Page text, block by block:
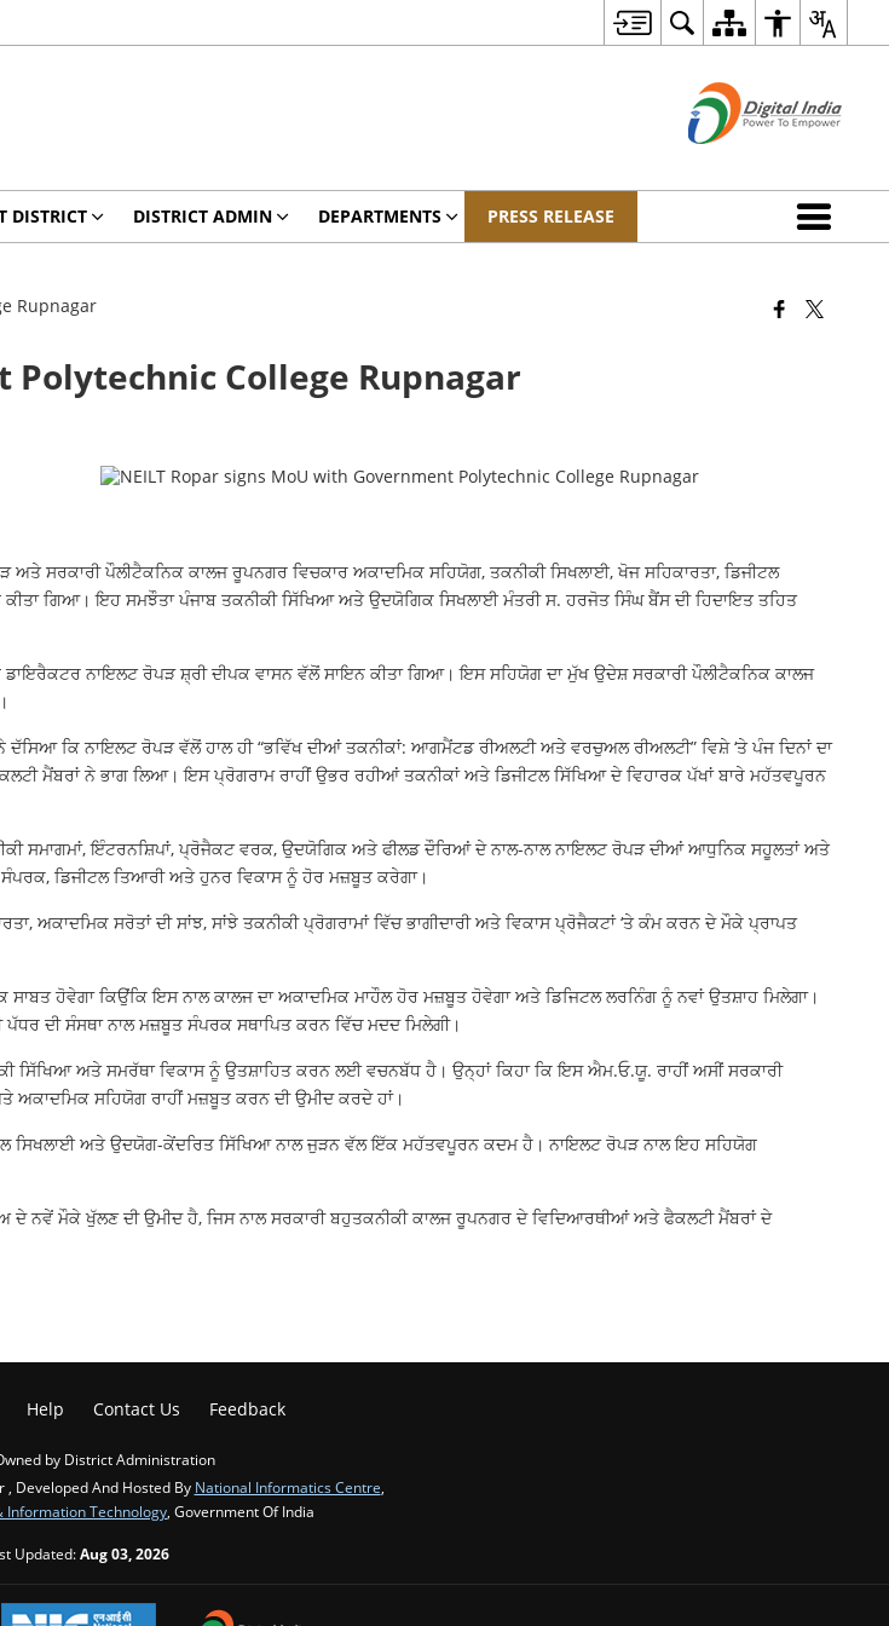
DISTRICT DISTRICT ADMIN DEPARTMENTS PRESS RELEASE
Rupnagar
Polytechnic College Rupnagar
ਪੌਲੀਟੈਕਨਿਕ ਕਾਲਜ ਰੂਪਨਗਰ ਵਿਚਕਾਰ ਅਕਾਦਮਿਕ ਸਹਿਯੋਗ, ਤਕਨੀਕੀ ਸਿਖਲਾਈ, ਖੋਜ ਸਹਿਕਾਰਤਾ, ਡਿਜੀਟਲ
ਗਿਆ। ਇਹ ਸਮਝੌਤਾ ਪੰਜਾਬ ਤਕਨੀਕੀ ਸਿੱਖਿਆ ਅਤੇ ਉਦਯੋਗਿਕ ਸਿਖਲਾਈ ਮੰਤਰੀ ਸ. ਹਰਜੋਤ ਸਿੰਘ ਬੈਂਸ ਦੀ ਹਿਦਾਇਤ ਤਹਿਤ
ਨਾਇਲਟ ਰੋਪੜ ਸ਼੍ਰੀ ਦੀਪਕ ਵਾਸਨ ਵੱਲੋਂ ਸਾਇਨ ਕੀਤਾ ਗਿਆ। ਇਸ ਸਹਿਯੋਗ ਦਾ ਮੁੱਖ ਉਦੇਸ਼ ਸਰਕਾਰੀ ਪੌਲੀਟੈਕਨਿਕ ਕਾਲਜ
ਕਿ ਨਾਇਲਟ ਰੋਪੜ ਵੱਲੋਂ ਹਾਲ ਹੀ “ਭਵਿੱਖ ਦੀਆਂ ਤਕਨੀਕਾਂ: ਆਗਮੈਂਟਡ ਰੀਅਲਟੀ ਅਤੇ ਵਰਚੁਅਲ ਰੀਅਲਟੀ” ਵਿਸ਼ੇ ‘ਤੇ ਪੰਜ ਦਿਨਾਂ ਦਾ
ਮੈਂਬਰਾਂ ਨੇ ਭਾਗ ਲਿਆ। ਇਸ ਪ੍ਰੋਗਰਾਮ ਰਾਹੀਂ ਉਭਰ ਰਹੀਆਂ ਤਕਨੀਕਾਂ ਅਤੇ ਡਿਜੀਟਲ ਸਿੱਖਿਆ ਦੇ ਵਿਹਾਰਕ ਪੱਖਾਂ ਬਾਰੇ ਮਹੱਤਵਪੂਰਨ
ਸਮਾਗਮਾਂ, ਇੰਟਰਨਸ਼ਿਪਾਂ, ਪ੍ਰੋਜੈਕਟ ਵਰਕ, ਉਦਯੋਗਿਕ ਅਤੇ ਫੀਲਡ ਦੌਰਿਆਂ ਦੇ ਨਾਲ-ਨਾਲ ਨਾਇਲਟ ਰੋਪੜ ਦੀਆਂ ਆਧੁਨਿਕ ਸਹੂਲਤਾਂ ਅਤੇ
ਡਿਜੀਟਲ ਤਿਆਰੀ ਅਤੇ ਹੁਨਰ ਵਿਕਾਸ ਨੂੰ ਹੋਰ ਮਜ਼ਬੂਤ ਕਰੇਗਾ।
ਅਕਾਦਮਿਕ ਸਰੋਤਾਂ ਦੀ ਸਾਂਝ, ਸਾਂਝੇ ਤਕਨੀਕੀ ਪ੍ਰੋਗਰਾਮਾਂ ਵਿੱਚ ਭਾਗੀਦਾਰੀ ਅਤੇ ਵਿਕਾਸ ਪ੍ਰੋਜੈਕਟਾਂ ‘ਤੇ ਕੰਮ ਕਰਨ ਦੇ ਮੌਕੇ ਪ੍ਰਾਪਤ
ਹੋਵੇਗਾ ਕਿਉਂਕਿ ਇਸ ਨਾਲ ਕਾਲਜ ਦਾ ਅਕਾਦਮਿਕ ਮਾਹੌਲ ਹੋਰ ਮਜ਼ਬੂਤ ਹੋਵੇਗਾ ਅਤੇ ਡਿਜਿਟਲ ਲਰਨਿੰਗ ਨੂੰ ਨਵਾਂ ਉਤਸ਼ਾਹ ਮਿਲੇਗਾ।
ਦੀ ਸੰਸਥਾ ਨਾਲ ਮਜ਼ਬੂਤ ਸੰਪਰਕ ਸਥਾਪਿਤ ਕਰਨ ਵਿੱਚ ਮਦਦ ਮਿਲੇਗੀ।
ਸਿੱਖਿਆ ਅਤੇ ਸਮਰੱਥਾ ਵਿਕਾਸ ਨੂੰ ਉਤਸ਼ਾਹਿਤ ਕਰਨ ਲਈ ਵਚਨਬੱਧ ਹੈ। ਉਨ੍ਹਾਂ ਕਿਹਾ ਕਿ ਇਸ ਐਮ.ਓ.ਯੂ. ਰਾਹੀਂ ਅਸੀਂ ਸਰਕਾਰੀ
ਸਹਿਯੋਗ ਰਾਹੀਂ ਮਜ਼ਬੂਤ ਕਰਨ ਦੀ ਉਮੀਦ ਕਰਦੇ ਹਾਂ।
ਅਤੇ ਉਦਯੋਗ-ਕੇਂਦਰਿਤ ਸਿੱਖਿਆ ਨਾਲ ਜੁੜਨ ਵੱਲ ਇੱਕ ਮਹੱਤਵਪੂਰਨ ਕਦਮ ਹੈ। ਨਾਇਲਟ ਰੋਪੜ ਨਾਲ ਇਹ ਸਹਿਯੋਗ
ਦੇ ਨਵੇਂ ਮੌਕੇ ਖੁੱਲਣ ਦੀ ਉਮੀਦ ਹੈ, ਜਿਸ ਨਾਲ ਸਰਕਾਰੀ ਬਹੁਤਕਨੀਕੀ ਕਾਲਜ ਰੂਪਨਗਰ ਦੇ ਵਿਦਿਆਰਥੀਆਂ ਅਤੇ ਫੈਕਲਟੀ ਮੈਂਬਰਾਂ ਦੇ
Help Contact Us Feedback
by District Administration
Developed And Hosted By National Informatics Centre
Information Technology , Government Of India
Updated:Aug 03, 2026